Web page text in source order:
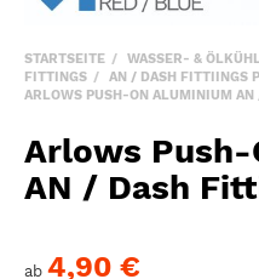
STARTSEITE WASSER- &
FITTINGS
AN / DASH FITTIINGS
ARLOWS PUSH-ON ALUMINIUM
Arlows Push-
AN / Dash
ab 4,90 €